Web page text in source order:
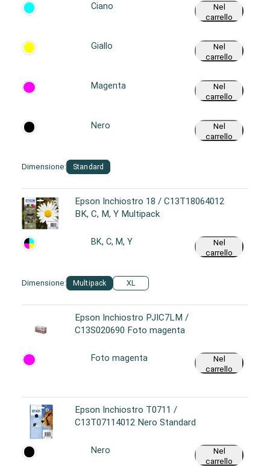
Dimensione: Standard
Ciano
Nel
carrello
Giallo
Nel
carrello
Magenta
Nel
carrello
Nero
Nel
carrello
Epson Inchiostro 18 / C13T18064012
BK, C, M, Y Multipack
Dimensione: Multipack XL
BK, C, M, Y
Nel
carrello
Epson Inchiostro PJIC7LM /
C13S020690 Foto magenta
Foto magenta
Nel
carrello
Epson Inchiostro T0711 /
C13T07114012 Nero Standard
Nero
Nel
carrello